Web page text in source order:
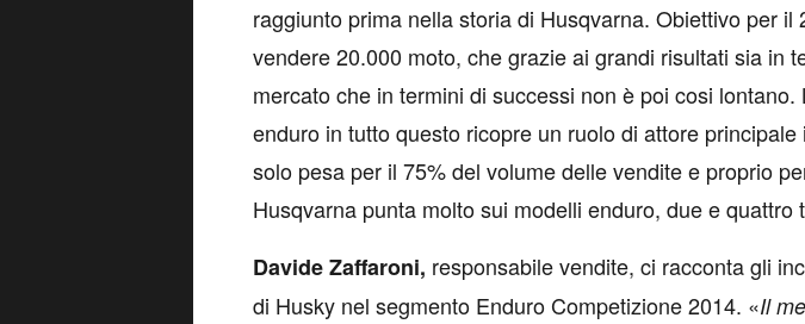
raggiunto prima nella storia di Husqvarna. Obiettivo per il
vendere 20.000 moto, che grazie ai grandi risultati sia in
mercato che in termini di successi non è poi cosi lontano.
enduro in tutto questo ricopre un ruolo di attore principale
solo pesa per il 75% del volume delle vendite e proprio
Husqvarna punta molto sui modelli enduro, due e quattro
Davide Zaffaroni, responsabile vendite, ci racconta gli
di Husky nel segmento Enduro Competizione 2014. «Il